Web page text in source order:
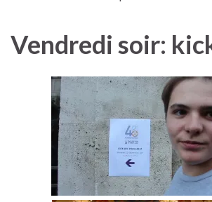
Vendredi soir: